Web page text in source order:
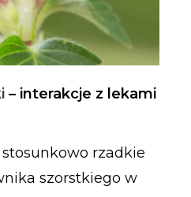
– interakcje z lekami
rzadkie
szorstkiego w